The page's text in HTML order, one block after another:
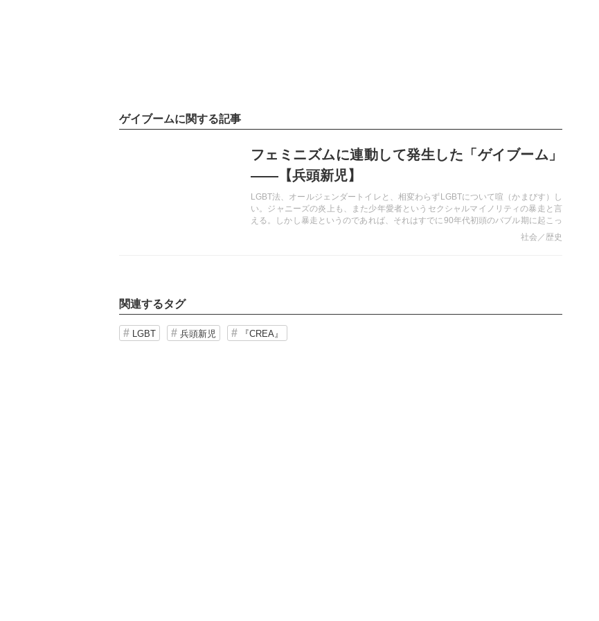
ゲイブームに関する記事
フェミニズムに連動して発生した「ゲイブーム」
――【兵頭新児】
LGBT法、オールジェンダートイレと、相変わらずLGBTについて喧（かまびす）し
い。ジャニーズの炎上も、また少年愛者というセクシャルマイノリティの暴走と言
える。しかし暴走というのであれば、それはすでに90年代初頭のバブル期に起こっ
ていたとも言える。フェミニズムに連動して発生した当時の「ゲイブーム」が、今
社会／歴史
関連するタグ
LGBT 兵頭新児 『CREA』
記事を読む